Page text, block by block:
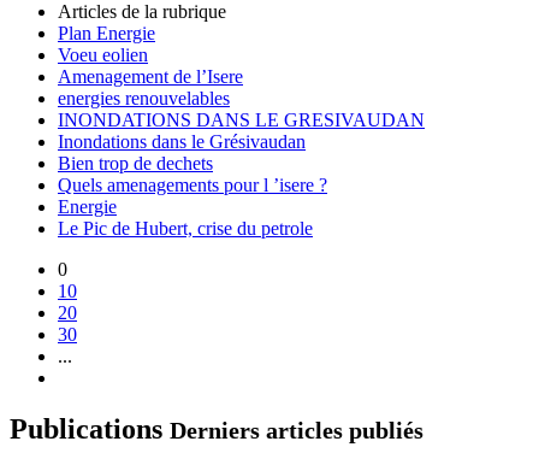
Articles de la rubrique
Plan Energie
Voeu eolien
Amenagement de l’Isere
energies renouvelables
INONDATIONS DANS LE GRESIVAUDAN
Inondations dans le Grésivaudan
Bien trop de dechets
Quels amenagements pour l ’isere ?
Energie
Le Pic de Hubert, crise du petrole
0
10
20
30
...
Publications Derniers articles publiés